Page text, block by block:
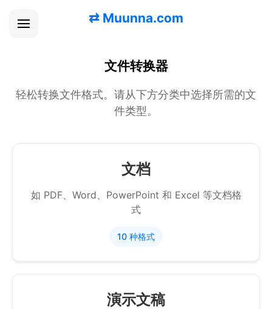
⇄ Muunna.com
文件转换器
轻松转换文件格式。请从下方分类中选择所需的文
件类型。
文档
如 PDF、Word、PowerPoint 和 Excel 等文档格
式
10 种格式
演示文稿